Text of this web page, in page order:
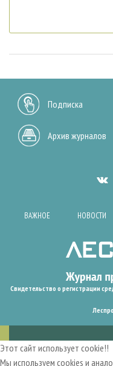
Подписка
Архив журналов
ВАЖНОЕ НОВОСТИ
Свидетельство о регистрации
Этот сайт использует cookie!!
Мы используем cookies и